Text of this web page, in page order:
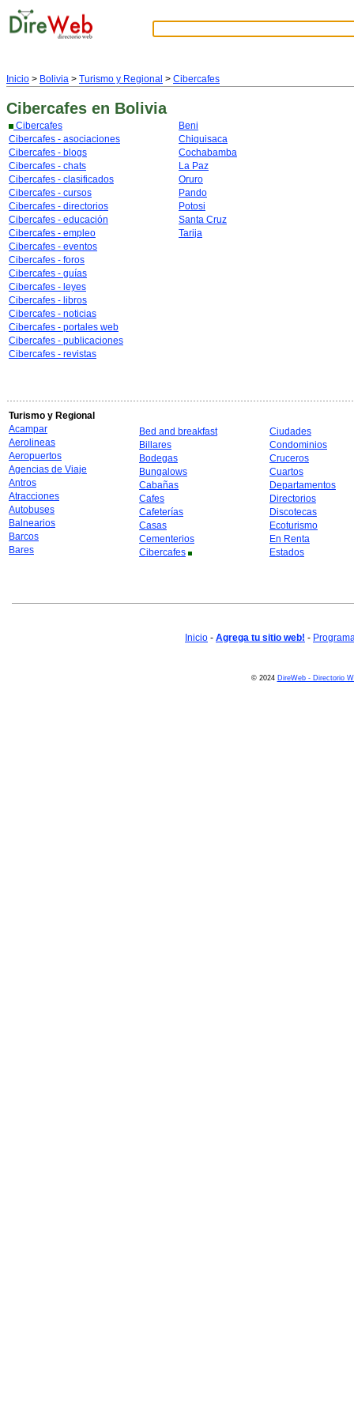
Inicio > Bolivia > Turismo y Regional > Cibercafes
Cibercafes en Bolivia
Cibercafes
Cibercafes - asociaciones
Cibercafes - blogs
Cibercafes - chats
Cibercafes - clasificados
Cibercafes - cursos
Cibercafes - directorios
Cibercafes - educación
Cibercafes - empleo
Cibercafes - eventos
Cibercafes - foros
Cibercafes - guías
Cibercafes - leyes
Cibercafes - libros
Cibercafes - noticias
Cibercafes - portales web
Cibercafes - publicaciones
Cibercafes - revistas
Beni
Chiquisaca
Cochabamba
La Paz
Oruro
Pando
Potosi
Santa Cruz
Tarija
Turismo y Regional
Acampar
Aerolineas
Aeropuertos
Agencias de Viaje
Antros
Atracciones
Autobuses
Balnearios
Barcos
Bares
Bed and breakfast
Billares
Bodegas
Bungalows
Cabañas
Cafes
Cafeterías
Casas
Cementerios
Cibercafes
Ciudades
Condominios
Cruceros
Cuartos
Departamentos
Directorios
Discotecas
Ecoturismo
En Renta
Estados
Inicio - Agrega tu sitio web! -
© 2024 DireWeb - Directorio